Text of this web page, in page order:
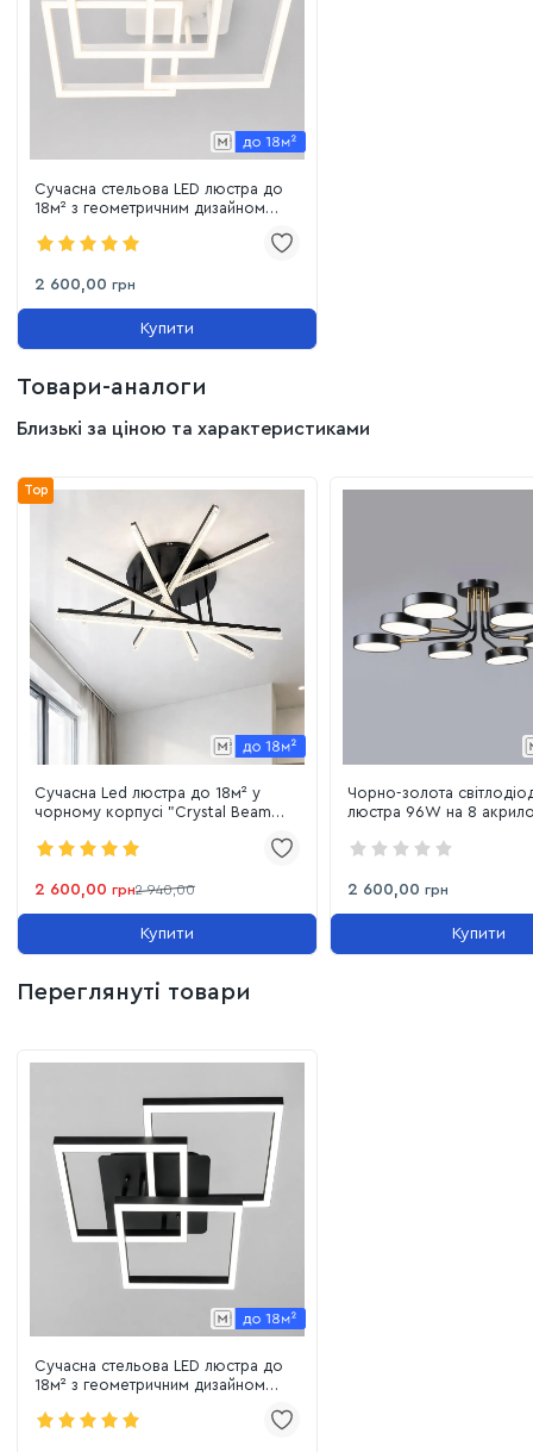
Сучасна стельова LED люстра до
18м² з геометричним дизайном
WH)
2 600,00 грн
Купити
Товари-аналоги
Близькі за ціною та характеристиками
Top
Cучасна Led люстра до 18м² у
чорному корпусі "Crystal Beam
2 600,00 грн2 940,00
Купити
Чорно-золота
люстра 96W на 8
BK+COP)
2 600,00 грн
Купити
Переглянуті товари
Сучасна стельова LED люстра до
18м² з геометричним дизайном
BK)